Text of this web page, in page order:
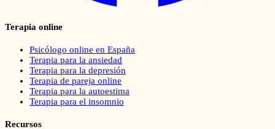
Terapia online
Psicólogo online en España
Terapia para la ansiedad
Terapia para la depresión
Terapia de pareja online
Terapia para la autoestima
Terapia para el insomnio
Recursos